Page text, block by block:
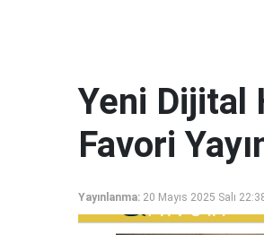
Yeni Dijital
Favori
Yayınlanma: 20 Mayıs 2025 Salı